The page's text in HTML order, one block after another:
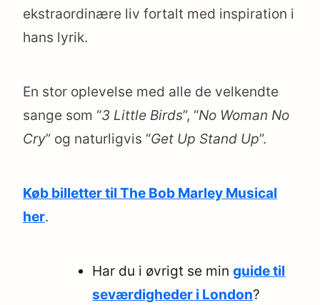
ekstraordinære liv fortalt med inspiration i
hans lyrik.
En stor oplevelse med alle de velkendte
sange som “3 Little Birds”, “No Woman No
Cry” og naturligvis “Get Up Stand Up”.
Køb billetter til The Bob Marley Musical
her.
Har du i øvrigt se minguide til
seværdigheder i London?